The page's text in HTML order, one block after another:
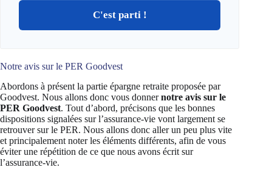
C'est parti !
Notre avis sur le PER Goodvest
Abordons à présent la partie épargne retraite proposée par
Goodvest. Nous allons donc vous donnernotre avis sur le
PER Goodvest. Tout d’abord, précisons que les bonnes
dispositions signalées sur l’assurance-vie vont largement se
retrouver sur le PER. Nous allons donc aller un peu plus vite
et principalement noter les éléments différents, afin de vous
éviter une répétition de ce que nous avons écrit sur
l’assurance-vie.